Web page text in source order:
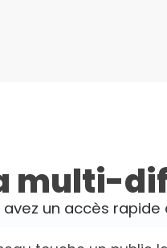
multi-
avez un accès